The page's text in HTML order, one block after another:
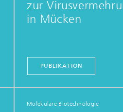
Agrarsystemgesundheit
Entwicklungsprojekte
Stammsammlung
zur
in Mücken
PUBLIKATION
Molekulare Biotechnologie